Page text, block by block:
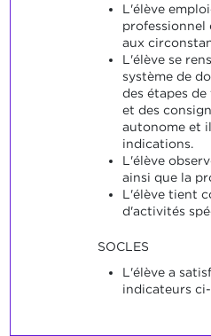
L'élève
professionnel
aux
L'élève se
système de
des étapes
et des
autonome et
indications.
L'élève
ainsi que la
L'élève tient
d'activités
SOCLES
L'élève a
indicateurs